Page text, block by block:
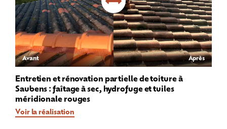
Avant Après
Entretien et rénovation partielle de toiture à
Saubens : faîtage à sec, hydrofuge et tuiles
méridionale rouges
Voir la réalisation